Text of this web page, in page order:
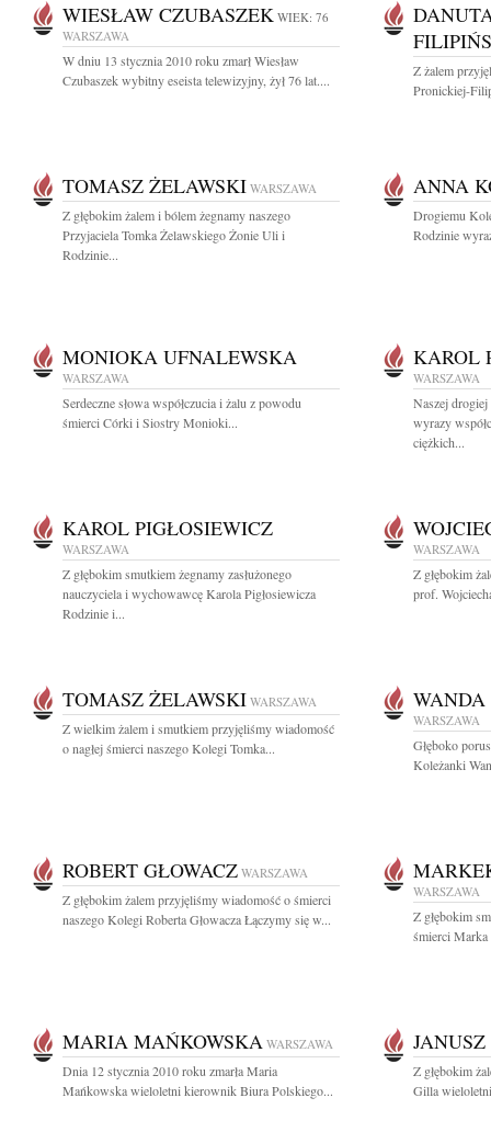
WIESŁAW CZUBASZEK WIEK: 76
WARSZAWA
W dniu 13 stycznia 2010 roku zmarł Wiesław
Czubaszek wybitny eseista telewizyjny, żył 76 lat....
Z żalem
Pronickiej-
TOMASZ ŻELAWSKI WARSZAWA
Z głębokim żalem i bólem żegnamy naszego
Przyjaciela Tomka Żelawskiego Żonie Uli i
Rodzinie...
ANNA
Drogiemu
Rodzinie
MONIOKA UFNALEWSKA
WARSZAWA
Serdeczne słowa współczucia i żalu z powodu
śmierci Córki i Siostry Monioki...
KAROL
WARSZAWA
Naszej
wyrazy
ciężkich...
KAROL PIGŁOSIEWICZ
WARSZAWA
Z głębokim smutkiem żegnamy zasłużonego
nauczyciela i wychowawcę Karola Pigłosiewicza
Rodzinie i...
WARSZAWA
Z głębokim
prof.
TOMASZ ŻELAWSKI WARSZAWA
Z wielkim żalem i smutkiem przyjęliśmy wiadomość
o nagłej śmierci naszego Kolegi Tomka...
WANDA
WARSZAWA
Głęboko
Koleżanki
ROBERT GŁOWACZ WARSZAWA
Z głębokim żalem przyjęliśmy wiadomość o śmierci
naszego Kolegi Roberta Głowacza Łączymy się w...
WARSZAWA
Z głębokim
śmierci
MARIA MAŃKOWSKA WARSZAWA
Dnia 12 stycznia 2010 roku zmarła Maria
Mańkowska wieloletni kierownik Biura Polskiego...
Z głębokim
Gilla